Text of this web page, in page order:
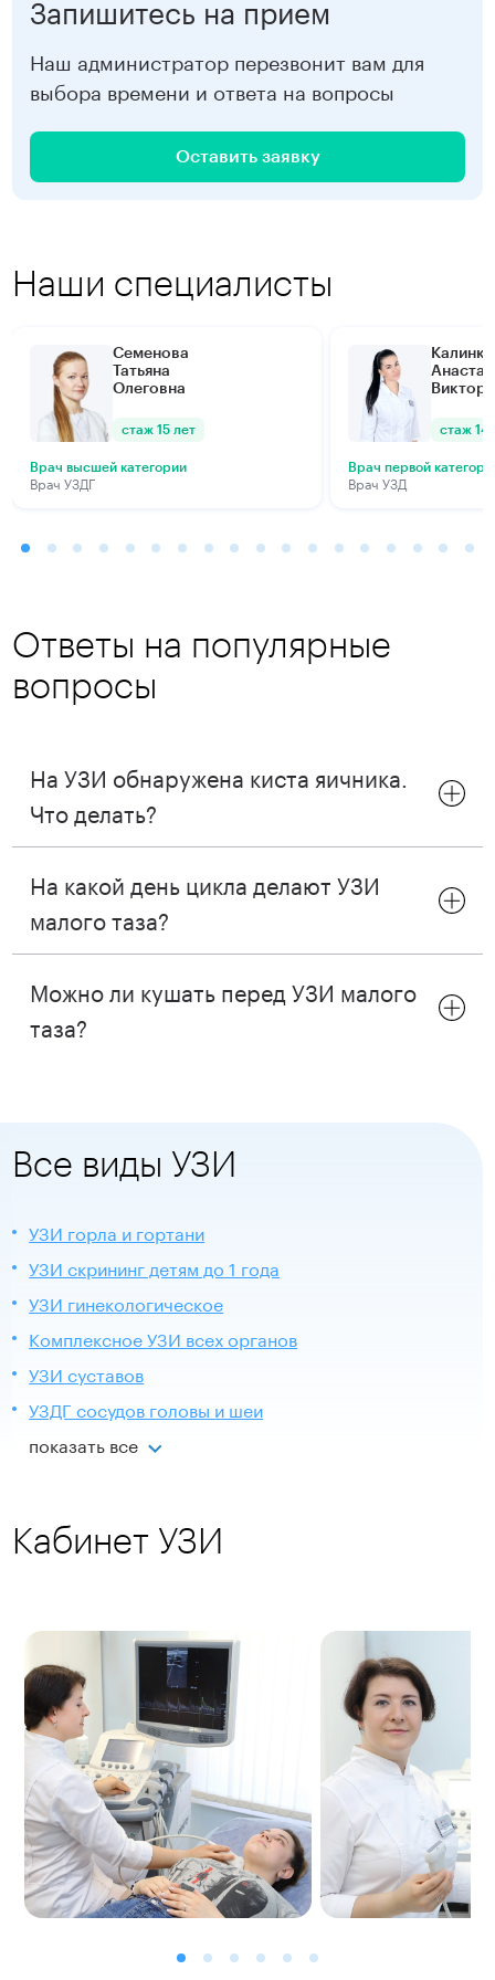
Наш администратор перезвонит вам для
выбора времени и ответа на вопросы
Оставить заявку
Наши специалисты
Семенова
Татьяна
Олеговна
стаж 15 лет
Врач высшей категории
Врач УЗДГ
стаж 14
Врач первой
Врач УЗД
Ответы на популярные
вопросы
На УЗИ обнаружена киста яичника.
Что делать?
На какой день цикла делают УЗИ
малого таза?
Можно ли кушать перед УЗИ малого
таза?
Все виды УЗИ
УЗИ горла и гортани
УЗИ скрининг детям до 1 года
УЗИ гинекологическое
Комплексное УЗИ всех органов
УЗИ суставов
УЗДГ сосудов головы и шеи
показать все
Кабинет УЗИ